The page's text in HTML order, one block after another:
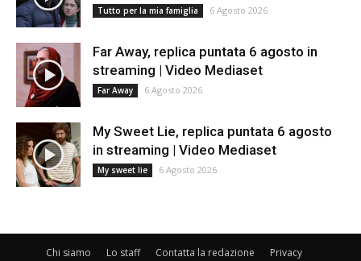
Tutto per la mia famiglia 6 Agosto 2026
Far Away, replica puntata 6 agosto in
streaming | Video Mediaset
Far Away 6 Agosto 2026
My Sweet Lie, replica puntata 6 agosto
in streaming | Video Mediaset
My sweet lie 6 Agosto 2026
Chi siamo Lo staff Contatta la redazione Privacy